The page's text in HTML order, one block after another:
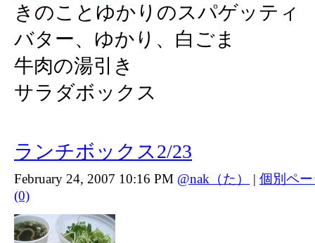
きのことゆかりのスパゲッテ
バター、ゆかり、白ごま
牛肉の湯引き
サラダボックス
ランチボックス2/23
February 24, 2007 10:16 PM @nak（た） | 個別ペ
(0)